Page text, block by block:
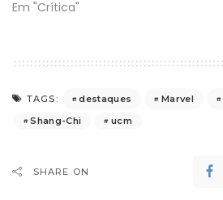
Em "Crítica"
TAGS: destaques Marvel
Shang-Chi
ucm
SHARE ON